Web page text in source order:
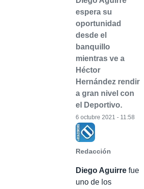
espera su
oportunidad
desde el
banquillo
mientras ve a
Héctor
Hernández rendir
a gran nivel con
el Deportivo.
Redacción
6 octubre 2021 - 11:58
Diego Aguirre fue
uno de los